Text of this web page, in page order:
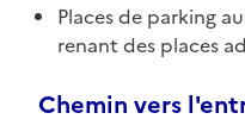
Places de parking
renant des places
Chemin vers